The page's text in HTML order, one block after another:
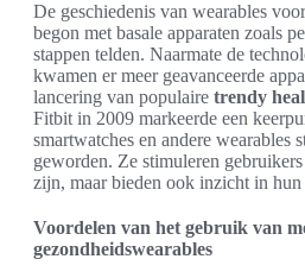
De geschiedenis van wearables
begon met basale apparaten zoals
stappen telden. Naarmate de
kwamen er meer geavanceerde
lancering van populaire trendy
Fitbit in 2009 markeerde een
smartwatches en andere wearables
geworden. Ze stimuleren
zijn, maar bieden ook inzicht in hun
Voordelen van het gebruik van
gezondheidswearables